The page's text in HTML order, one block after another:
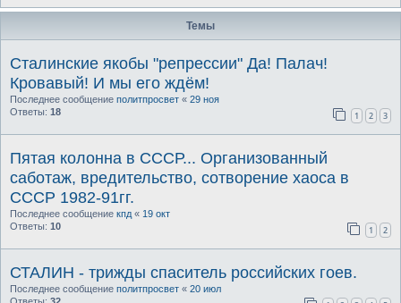
Темы
Сталинские якобы "репрессии" Да! Палач!
Кровавый! И мы его ждём!
Последнее сообщение политпросвет « 29 ноя
Ответы: 18 1 2 3
Пятая колонна в СССР... Организованный
саботаж, вредительство, сотворение хаоса в
СССР 1982-91гг.
Последнее сообщение кпд « 19 окт
Ответы: 10 1 2
СТАЛИН - трижды спаситель российских гоев.
Последнее сообщение политпросвет « 20 июл